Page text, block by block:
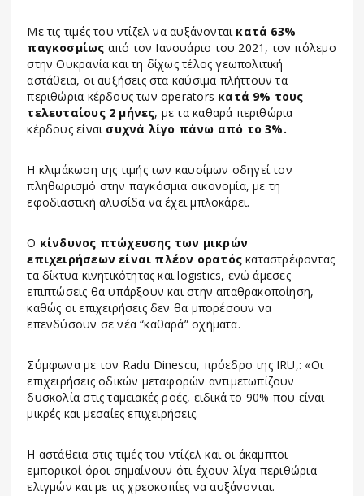
Με τις τιμές του ντίζελ να αυξάνονται κατά 63%
παγκοσμίως από τον Ιανουάριο του 2021, τον πόλεμο
στην Ουκρανία και τη δίχως τέλος γεωπολιτική
αστάθεια, οι αυξήσεις στα καύσιμα πλήττουν τα
περιθώρια κέρδους των operators κατά 9% τους
τελευταίους 2 μήνες, με τα καθαρά περιθώρια
κέρδους είναι συχνά λίγο πάνω από το 3%.
Η κλιμάκωση της τιμής των καυσίμων οδηγεί τον
πληθωρισμό στην παγκόσμια οικονομία, με τη
εφοδιαστική αλυσίδα να έχει μπλοκάρει.
Ο κίνδυνος πτώχευσης των μικρών
επιχειρήσεων είναι πλέον ορατόςκαταστρέφοντας
τα δίκτυα κινητικότητας και logistics, ενώ άμεσες
επιπτώσεις θα υπάρξουν και στην απαθρακοποίηση,
καθώς οι επιχειρήσεις δεν θα μπορέσουν να
επενδύσουν σε νέα “καθαρά” οχήματα.
Σύμφωνα με τον Radu Dinescu, πρόεδρο της IRU,: «Οι
επιχειρήσεις οδικών μεταφορών αντιμετωπίζουν
δυσκολία στις ταμειακές ροές, ειδικά το 90% που είναι
μικρές και μεσαίες επιχειρήσεις.
Η αστάθεια στις τιμές του ντίζελ και οι άκαμπτοι
εμπορικοί όροι σημαίνουν ότι έχουν λίγα περιθώρια
ελιγμών και με τις χρεοκοπίες να αυξάνονται.